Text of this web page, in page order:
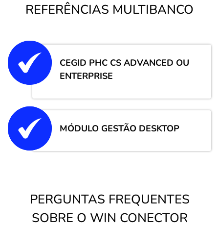
REFERÊNCIAS MULTIBANCO
CEGID PHC CS ADVANCED OU
ENTERPRISE
MÓDULO GESTÃO DESKTOP
PERGUNTAS FREQUENTES
SOBRE O WIN CONECTOR